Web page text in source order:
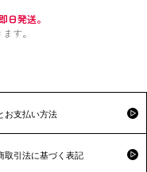
日発送。
す。
お支払い方法
取引法に基づく表記